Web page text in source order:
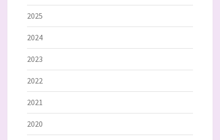
2025
2024
2023
2022
2021
2020